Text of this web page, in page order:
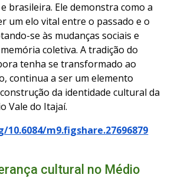
brasileira. Ele demonstra como a
um elo vital entre o passado e o
se às mudanças sociais e
coletiva. A tradição do
tenha se transformado ao
continua a ser um elemento
da identidade cultural da
Vale do Itajaí.
m9.figshare.27696879
cultural no Médio